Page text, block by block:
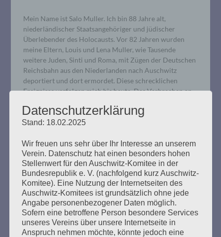
Mein Name ist Salo Muller. Ich bin 88 Jahre alt,
niederländischer Staatsangehöriger und jüdischer
Überlebender des Holocausts. Vor 82 Jahren wurden
meine Eltern, Louis und Lena Muller, wie Tausende
weitere Juden, Sinti und Roma, mit Zügen der Deutschen
Reichsbahn aus den Niederlanden nach Auschwitz
deportiert und dort ermordet. Diese schrecklichen
Ereignisse verfolgen mich bis heute. Das Verbrechen an
Wir trauern um Ilse Jacob (1942 –
2024)
Erstellt am20. Februar 2024
Datenschutzerklärung
Stand: 18.02.2025
Wir freuen uns sehr über Ihr Interesse an unserem
Verein. Datenschutz hat einen besonders hohen
Stellenwert für den Auschwitz-Komitee in der
Bundesrepublik e. V. (nachfolgend kurz Auschwitz-
Komitee). Eine Nutzung der Internetseiten des
Auschwitz-Komitees ist grundsätzlich ohne jede
Angabe personenbezogener Daten möglich.
Sofern eine betroffene Person besondere Services
unseres Vereins über unsere Internetseite in
Anspruch nehmen möchte, könnte jedoch eine